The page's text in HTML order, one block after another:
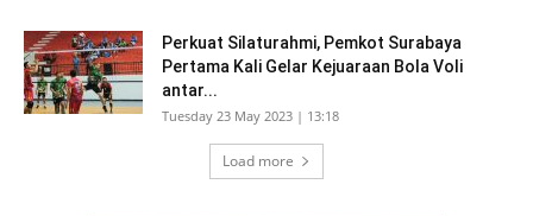
Perkuat Silaturahmi, Pemkot Surabaya
Pertama Kali Gelar Kejuaraan Bola Voli
antar...
Tuesday 23 May 2023 | 13:18
Load more